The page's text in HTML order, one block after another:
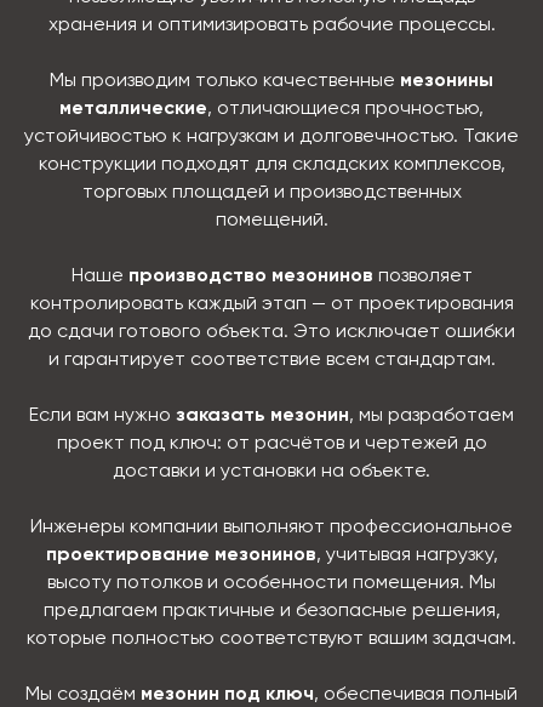
хранения и оптимизировать рабочие процессы.
Мы производим только качественные мезонины
металлические, отличающиеся прочностью,
устойчивостью к нагрузкам и долговечностью. Такие
конструкции подходят для складских комплексов,
торговых площадей и производственных
помещений.
Наше производство мезонинов позволяет
контролировать каждый этап — от проектирования
до сдачи готового объекта. Это исключает ошибки
и гарантирует соответствие всем стандартам.
Если вам нужно заказать мезонин, мы разработаем
проект под ключ: от расчётов и чертежей до
доставки и установки на объекте.
Инженеры компании выполняют профессиональное
проектирование мезонинов, учитывая нагрузку,
высоту потолков и особенности помещения. Мы
предлагаем практичные и безопасные решения,
которые полностью соответствуют вашим задачам.
Мы создаём мезонин под ключ, обеспечивая полный